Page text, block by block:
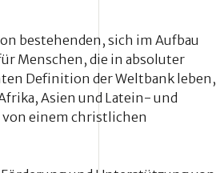
bestehenden, sich im Aufbau
Menschen, die in absoluter
Definition der Weltbank leben,
Asien und Latein- und
von einem christlichen